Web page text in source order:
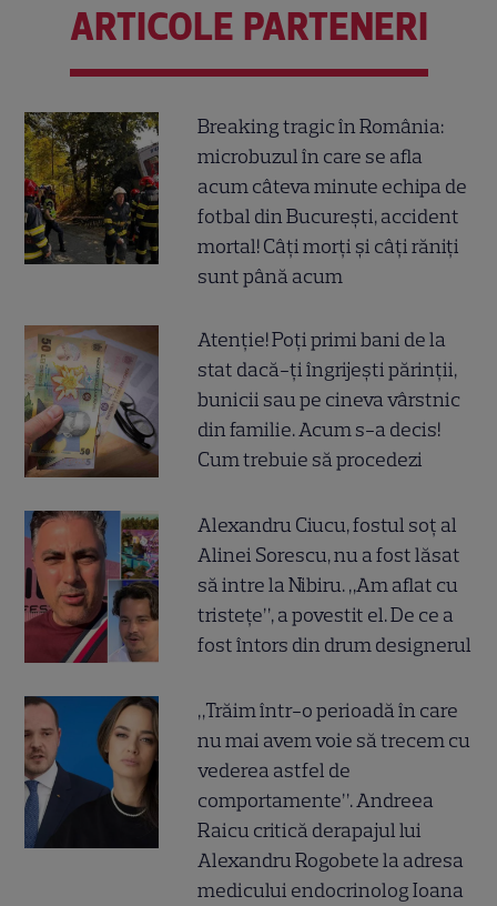
ARTICOLE PARTENERI
Breaking tragic în România:
microbuzul în care se afla
acum câteva minute echipa de
fotbal din București, accident
mortal! Câți morți și câți răniți
sunt până acum
Atenție! Poți primi bani de la
stat dacă-ți îngrijești părinții,
bunicii sau pe cineva vârstnic
din familie. Acum s-a decis!
Cum trebuie să procedezi
Alexandru Ciucu, fostul soț al
Alinei Sorescu, nu a fost lăsat
să intre la Nibiru. „Am aflat cu
tristețe”, a povestit el. De ce a
fost întors din drum designerul
„Trăim într-o perioadă în care
nu mai avem voie să trecem cu
vederea astfel de
comportamente”. Andreea
Raicu critică derapajul lui
Alexandru Rogobete la adresa
medicului endocrinolog Ioana